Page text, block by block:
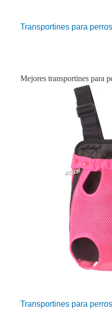
Transportines para
Mejores transportines para
Transportines para